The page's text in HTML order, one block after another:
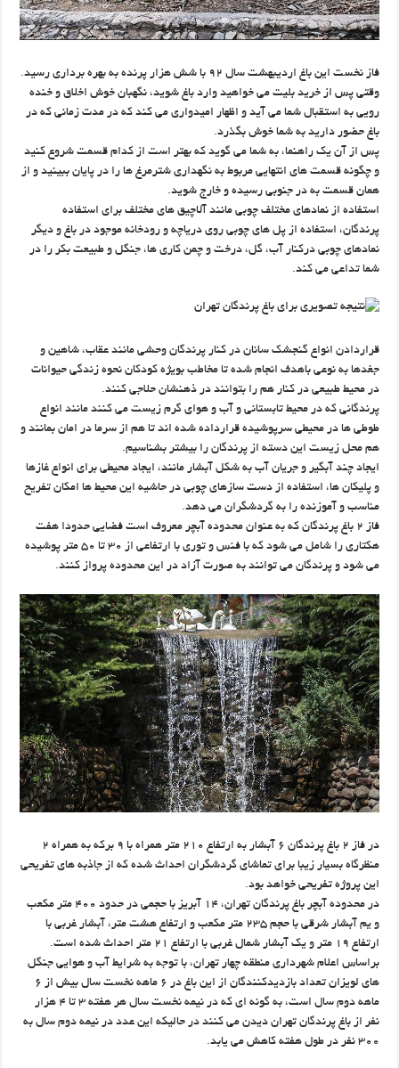
فاز نخست این باغ اردیبهشت سال ۹۲ با شش هزار پرنده به بهره برداری رسید.
وقتی پس از خرید بلیت می خواهید وارد باغ شوید، نگهبان خوش اخلاق و خنده
رویی به استقبال شما می آید و اظهار امیدواری می کند که در مدت زمانی که در
باغ حضور دارید به شما خوش بگذرد.
پس از آن یک راهنما، به شما می گوید که بهتر است از کدام قسمت شروع کنید
و چگونه قسمت های انتهایی مربوط به نگهداری شترمرغ ها را در پایان ببینید و از
همان قسمت به در جنوبی رسیده و خارج شوید.
استفاده از نمادهای مختلف چوبی مانند آلاچیق های مختلف برای استفاده
پرندگان، استفاده از پل های چوبی روی دریاچه و رودخانه موجود در باغ و دیگر
نمادهای چوبی درکنار آب، گل، درخت و چمن کاری ها، جنگل و طبیعت بکر را در
شما تداعی می کند.
قراردادن انواع گنجشک سانان در کنار پرندگان وحشی مانند عقاب، شاهین و
جغدها به نوعی باهدف انجام شده تا مخاطب بویژه کودکان نحوه زندگی حیوانات
در محیط طبیعی در کنار هم را بتوانند در ذهنشان حلاجی کنند.
پرندگانی که در محیط تابستانی و آب و هوای گرم زیست می کنند مانند انواع
طوطی ها در محیطی سرپوشیده قرارداده شده اند تا هم از سرما در امان بمانند و
هم محل زیست این دسته از پرندگان را بیشتر بشناسیم.
ایجاد چند آبگیر و جریان آب به شکل آبشار مانند، ایجاد محیطی برای انواع غازها
و پلیکان ها، استفاده از دست سازهای چوبی در حاشیه این محیط ها امکان تفریح
مناسب و آموزنده را به گردشگران می دهد.
فاز ۲ باغ پرندگان که به عنوان محدوده آبچر معروف است فضایی حدودا هفت
هکتاری را شامل می شود که با فنس و توری با ارتفاعی از ۳۰ تا ۵۰ متر پوشیده
می شود و پرندگان می توانند به صورت آزاد در این محدوده پرواز کنند.
در فاز ۲ باغ پرندگان ۶ آبشار به ارتفاع ۲۱۰ متر همراه با ۹ برکه به همراه ۲
منظرگاه بسیار زیبا برای تماشای گردشگران احداث شده که از جاذبه های تفریحی
این پروژه تفریحی خواهد بود.
در محدوده آبچر باغ پرندگان تهران، ۱۴ آبریز با حجمی در حدود ۴۰۰ متر مکعب
و یم آبشار شرقی با حجم ۲۳۵ متر مکعب و ارتفاع هشت متر، آبشار غربی با
ارتفاع ۱۹ متر و یک آبشار شمال غربی با ارتفاع ۲۱ متر احداث شده است.
براساس اعلام شهرداری منطقه چهار تهران، با توجه به شرایط آب و هوایی جنگل
های لویزان تعداد بازدیدکنندگان از این باغ در ۶ ماهه نخست سال بیش از ۶
ماهه دوم سال است، به گونه ای که در نیمه نخست سال هر هفته ۳ تا ۴ هزار
نفر از باغ پرندگان تهران دیدن می کنند در حالیکه این عدد در نیمه دوم سال به
۳۰۰ نفر در طول هفته کاهش می یابد.